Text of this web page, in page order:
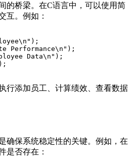
的桥梁。在C语言中，可以使用简
互。例如：
Performance\n");
Data\n");
行添加员工、计算绩效、查看数据
确保系统稳定性的关键。例如，在
是否存在：